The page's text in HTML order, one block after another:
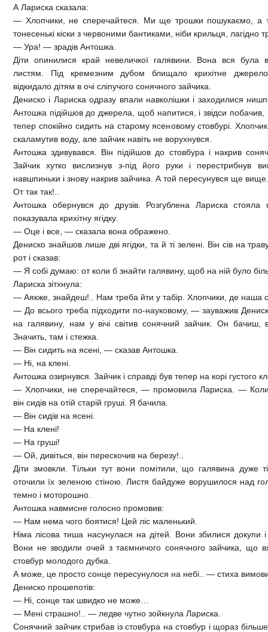
А Лариска сказала:
— Хлопчики, не сперечайтеся. Ми ще трошки пошукаємо, а
тонесенькі кіски з червоними бантиками, ніби крильця, лагідно
— Ура! — зрадів Антошка.
Діти опинилися край невеличкої галявини. Вона вся була
листям. Під кремезним дубом блищало крихітне
відкидало дітям в очі сліпучого сонячного зайчика.
Дениско і Лариска одразу впали навколішки і заходилися
Антошка підійшов до джерела, щоб напитися, і звідси
тепер спокійно сидить на старому ясеновому стовбурі.
скаламутив воду, але зайчик навіть не ворухнувся.
Антошка здивувався. Він підійшов до стовбура і накрив
Зайчик хутко вислизнув з-під його руки і перестрибнув
навшпиньки і знову накрив зайчика. А той пересунувся ще вище.
От так так!..
Антошка обернувся до друзів. Розгублена Лариска стояла
показувала крихітну ягідку.
— Оце і все, — сказала вона ображено.
Дениско знайшов лише дві ягідки, та й ті зелені. Він сів на
рот і сказав:
— Я собі думаю: от коли б знайти галявину, щоб на ній було
Лариска зітхнула:
— Аякже, знайдеш!.. Нам треба йти у табір. Хлопчики, де наша
— До всього треба підходити по-науковому, — зауважив
на галявину, нам у вічі світив сонячний зайчик. Он бачиш,
Значить, там і стежка.
— Він сидить на ясені, — сказав Антошка.
— Ні, на клені.
Антошка озирнувся. Зайчик і справді був тепер на корі густого
— Хлопчики, не сперечайтеся, — промовила Лариска. —
він сидів на отій старій груші. Я бачила.
— Він сидів на ясені.
— На клені!
— На груші!
— Ой, дивіться, він перескочив на березу!..
Діти змовкли. Тільки тут вони помітили, що галявина дуже
оточили їх зеленою стіною. Листя байдуже ворушилося над
темно і моторошно.
Антошка навмисне голосно промовив:
— Нам нема чого боятися! Цей ліс маленький.
Німа лісова тиша насунулася на дітей. Вони збилися докупи
Вони не зводили очей з таємничого сонячного зайчика, що
стовбур молодого дубка.
А може, це просто сонце пересунулося на небі.. — стиха
Дениско прошепотів:
— Ні, сонце так швидко не може…
— Мені страшно!.. — ледве чутно зойкнула Лариска.
Сонячний зайчик стрибав із стовбура на стовбур і щораз